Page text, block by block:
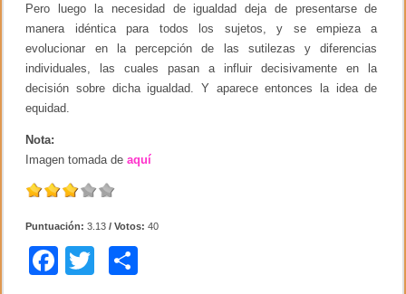
Pero luego la necesidad de igualdad deja de presentarse de
manera idéntica para todos los sujetos, y se empieza a
evolucionar en la percepción de las sutilezas y diferencias
individuales, las cuales pasan a influir decisivamente en la
decisión sobre dicha igualdad. Y aparece entonces la idea de
equidad.
Nota:
Imagen tomada deaquí
Puntuación:3.13 / Votos:40
F